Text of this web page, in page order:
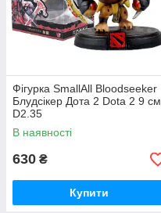
Фігурка SmallAll Bloodseeker
Блудсікер Дота 2 Dota 2 9 см
D2.35
В наявності
630 ₴
Купити